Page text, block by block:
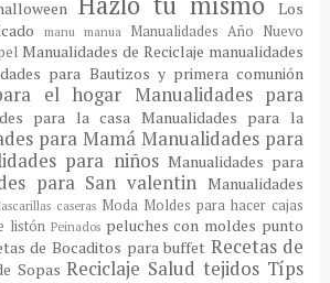
Los
manu manua Manualidades Año Nuevo
Manualidades de Reciclaje manualidades
para Bautizos y primera comunión
el hogar Manualidades para
para la casa Manualidades para la
para MamáManualidades para
para niños Manualidades para
para San valentinManualidades
caseras Moda Moldes para hacer cajas
listón Peinados peluches con moldes punto
de Bocaditos para buffet Recetas de
SopasReciclaje Saludtejidos Típs